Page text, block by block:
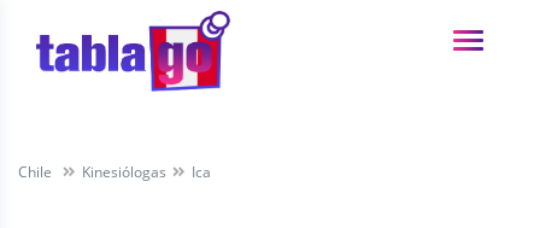
Chile Kinesiólogas Ica